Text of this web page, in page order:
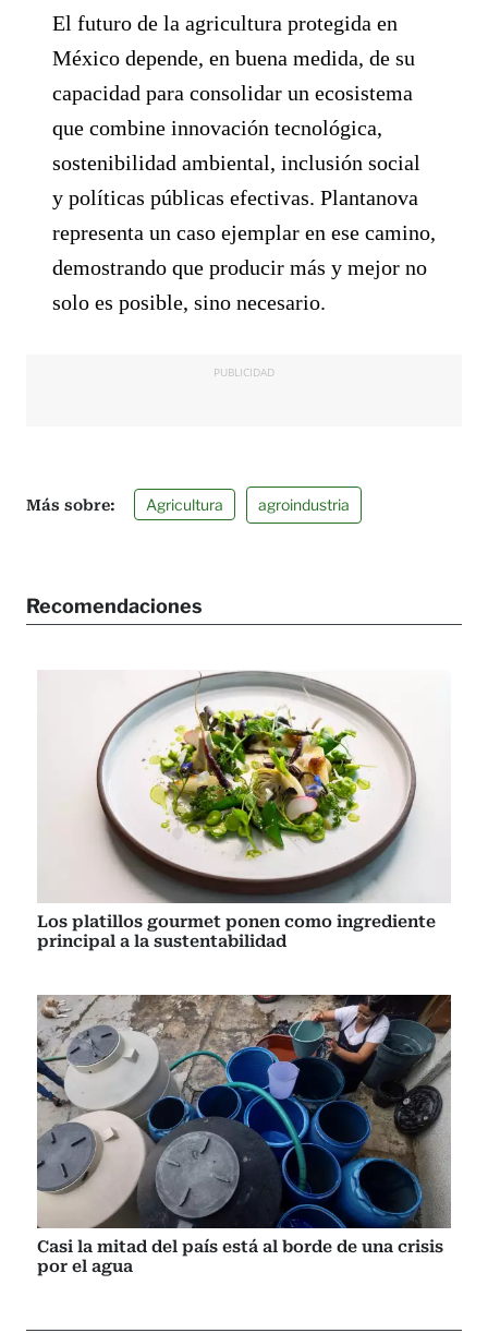
El futuro de la agricultura protegida en
México depende, en buena medida, de su
capacidad para consolidar un ecosistema
que combine innovación tecnológica,
sostenibilidad ambiental, inclusión social
y políticas públicas efectivas. Plantanova
representa un caso ejemplar en ese camino,
demostrando que producir más y mejor no
solo es posible, sino necesario.
PUBLICIDAD
Agricultura agroindustria
Recomendaciones
Los platillos gourmet ponen como ingrediente
principal a la sustentabilidad
Casi la mitad del país está al borde de una crisis
por el agua